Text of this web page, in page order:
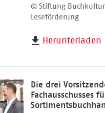
© Stiftung
Leseförderung
Herunterladen
Die drei
Fachausschusses